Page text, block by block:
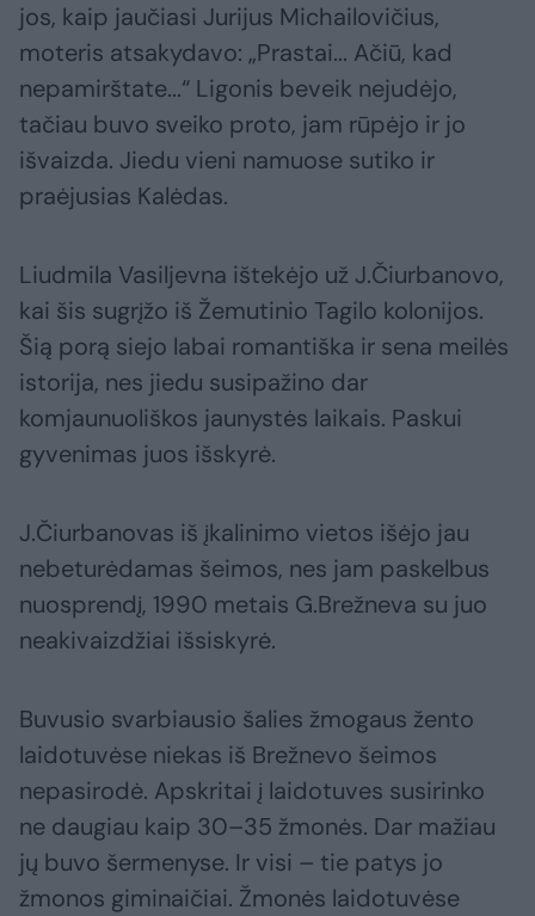
jos, kaip jaučiasi Jurijus Michailovičius,
moteris atsakydavo: „Prastai... Ačiū, kad
nepamirštate...“ Ligonis beveik nejudėjo,
tačiau buvo sveiko proto, jam rūpėjo ir jo
išvaizda. Jiedu vieni namuose sutiko ir
praėjusias Kalėdas.
Liudmila Vasiljevna ištekėjo už J.Čiurbanovo,
kai šis sugrįžo iš Žemutinio Tagilo kolonijos.
Šią porą siejo labai romantiška ir sena meilės
istorija, nes jiedu susipažino dar
komjaunuoliškos jaunystės laikais. Paskui
gyvenimas juos išskyrė.
J.Čiurbanovas iš įkalinimo vietos išėjo jau
nebeturėdamas šeimos, nes jam paskelbus
nuosprendį, 1990 metais G.Brežneva su juo
neakivaizdžiai išsiskyrė.
Buvusio svarbiausio šalies žmogaus žento
laidotuvėse niekas iš Brežnevo šeimos
nepasirodė. Apskritai į laidotuves susirinko
ne daugiau kaip 30–35 žmonės. Dar mažiau
jų buvo šermenyse. Ir visi – tie patys jo
žmonos giminaičiai. Žmonės laidotuvėse